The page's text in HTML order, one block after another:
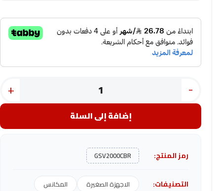
-
+
إضافة إلى السلة
رمز المنتج: GSV2000CBR
التصنيفات: الاجهزة الصغيرة المكانس